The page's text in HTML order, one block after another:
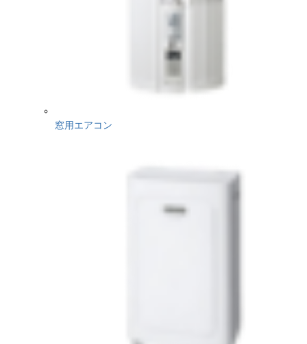
窓用エアコン